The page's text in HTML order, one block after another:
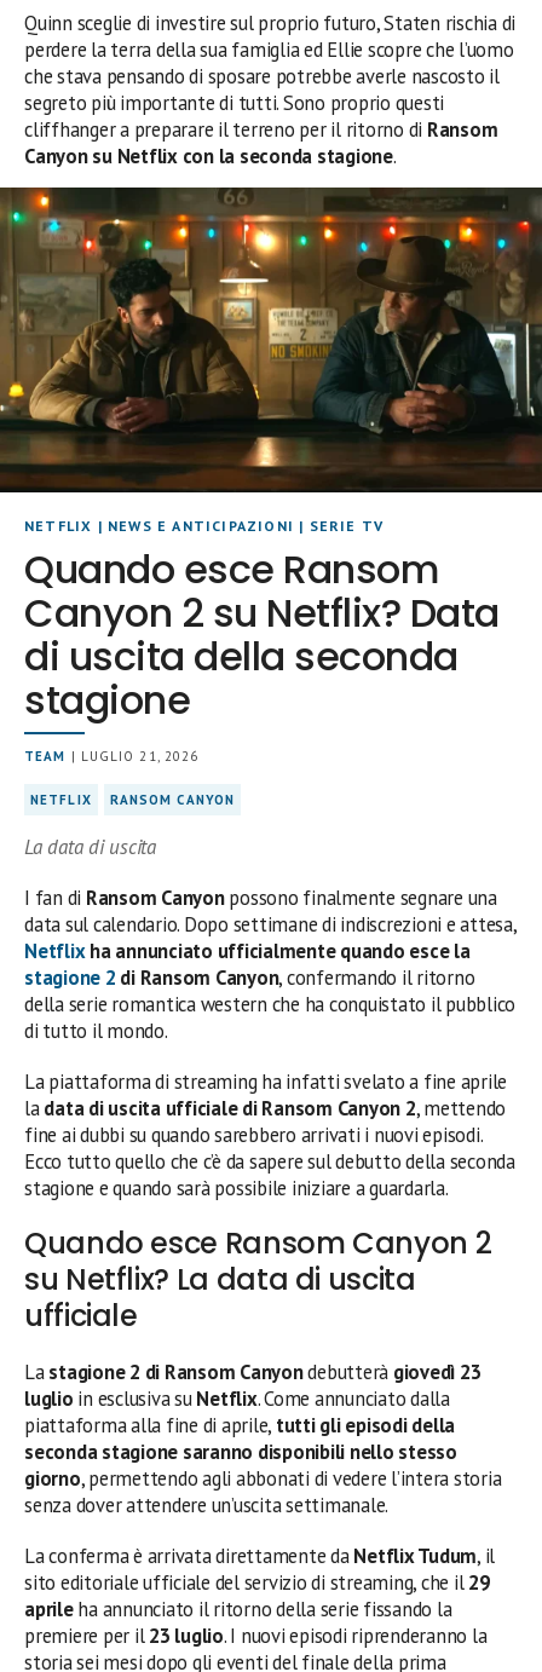
Quinn sceglie di investire sul proprio futuro, Staten rischia di
perdere la terra della sua famiglia ed Ellie scopre che l’uomo
che stava pensando di sposare potrebbe averle nascosto il
segreto più importante di tutti. Sono proprio questi
cliffhanger a preparare il terreno per il ritorno di Ransom
Canyon su Netflix con la seconda stagione.
NETFLIX | NEWS E ANTICIPAZIONI | SERIE TV
Quando esce Ransom
Canyon 2 su Netflix? Data
di uscita della seconda
stagione
TEAM | LUGLIO 21, 2026
NETFLIX RANSOM CANYON
La data di uscita
I fan di Ransom Canyonpossono finalmente segnare una
data sul calendario. Dopo settimane di indiscrezioni e attesa,
Netflixha annunciato ufficialmente quando esce la
stagione 2 di Ransom Canyon, confermando il ritorno
della serie romantica western che ha conquistato il pubblico
di tutto il mondo.
La piattaforma di streaming ha infatti svelato a fine aprile
ladata di uscita ufficiale di Ransom Canyon 2, mettendo
fine ai dubbi su quando sarebbero arrivati i nuovi episodi.
Ecco tutto quello che c’è da sapere sul debutto della seconda
stagione e quando sarà possibile iniziare a guardarla.
Quando esce Ransom Canyon 2
su Netflix? La data di uscita
ufficiale
Lastagione 2 di Ransom Canyondebutterà giovedì 23
luglio in esclusiva suNetflix. Come annunciato dalla
piattaforma alla fine di aprile, tutti gli episodi della
seconda stagione saranno disponibili nello stesso
giorno, permettendo agli abbonati di vedere l’intera storia
senza dover attendere un’uscita settimanale.
La conferma è arrivata direttamente daNetflix Tudum, il
sito editoriale ufficiale del servizio di streaming, che il29
aprileha annunciato il ritorno della serie fissando la
premiere per il23 luglio. I nuovi episodi riprenderanno la
storia sei mesi dopo gli eventi del finale della prima